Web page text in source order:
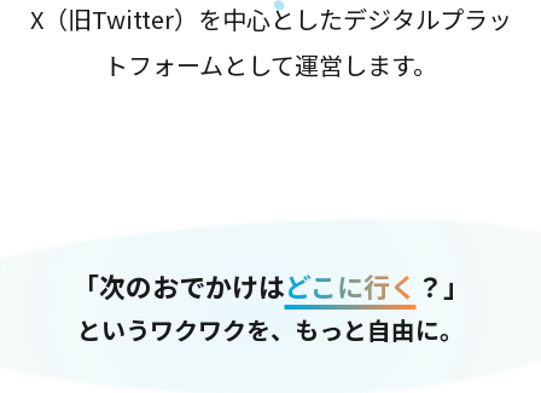
X（旧Twitter）を中心としたデジタルプラッ
トフォームとして運営します。
「次のおでかけはどこに行く ？」
というワクワクを、もっと自由に。